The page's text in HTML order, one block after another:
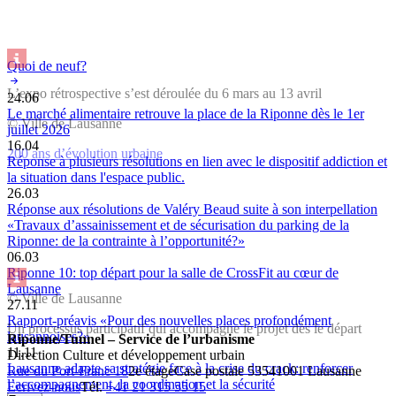
L’expo rétrospective s’est déroulée du 6 mars au 13 avril
© Ville de Lausanne
200 ans d’évolution urbaine
© Ville de Lausanne
Un processus participatif qui accompagne le projet dès le départ
Quoi de neuf?
24.06
Le marché alimentaire retrouve la place de la Riponne dès le 1er
juillet 2026
16.04
Réponse à plusieurs résolutions en lien avec le dispositif addiction et
la situation dans l'espace public.
26.03
Réponse aux résolutions de Valéry Beaud suite à son interpellation
«Travaux d’assainissement et de sécurisation du parking de la
Riponne: de la contrainte à l’opportunité?»
06.03
Riponne 10: top départ pour la salle de CrossFit au cœur de
Lausanne
27.11
Rapport-préavis «Pour des nouvelles places profondément
lausannoises?»
11.11
Lausanne adapte sa stratégie face à la crise du crack: renforcer
l’accompagnement, la coordination et la sécurité
Riponne/Tunnel – Service de l’urbanisme
Direction Culture et développement urbain
Rue du Port-Franc 182e étageCase postale 53541001 Lausanne
Ecrivez-nousTél.+41 21 315 55 15